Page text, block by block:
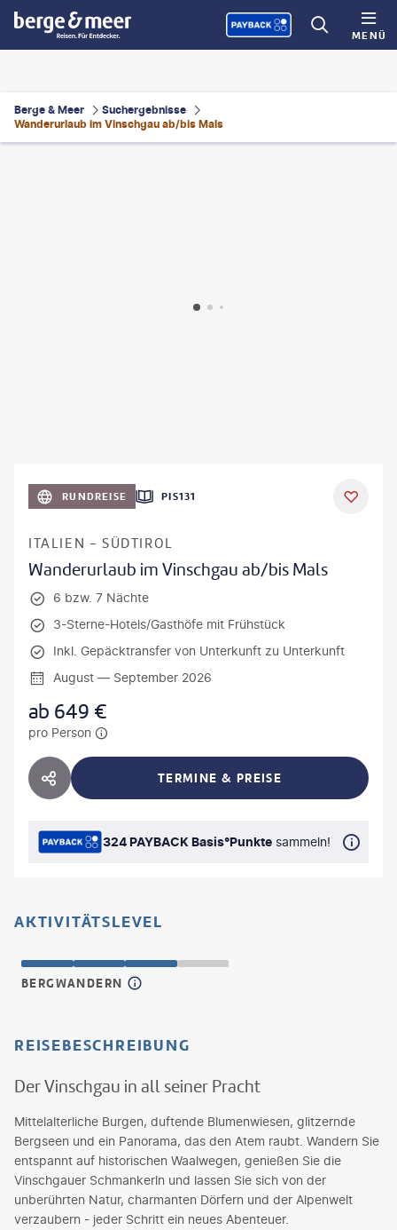
MENÜ
Berge & Meer
Suchergebnisse
Wanderurlaub im Vinschgau ab/bis Mals
RUNDREISE PIS131
ITALIEN - SÜDTIROL
Wanderurlaub im Vinschgau ab/bis Mals
6 bzw. 7 Nächte
3-Sterne-Hotels/Gasthöfe mit Frühstück
Inkl. Gepäcktransfer von Unterkunft zu Unterkunft
August — September 2026
ab 649 €
pro Person
HOTEL TEILEN TERMINE & PREISE
324 PAYBACK Basis°Punkte sammeln!
AKTIVITÄTSLEVEL
BERGWANDERN
REISEBESCHREIBUNG
Der Vinschgau in all seiner Pracht
Mittelalterliche Burgen, duftende Blumenwiesen, glitzernde
Bergseen und ein Panorama, das den Atem raubt. Wandern Sie
entspannt auf historischen Waalwegen, genießen Sie die
Vinschgauer Schmankerln und lassen Sie sich von der
unberührten Natur, charmanten Dörfern und der Alpenwelt
verzaubern - jeder Schritt ein neues Abenteuer.